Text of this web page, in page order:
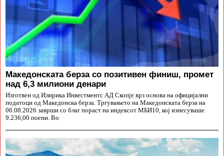
Македонската берза со позитивен финиш, промет
над 6,3 милиони денари
Изготвен од Илирика Инвестментс АД Скопје врз основа на официјални
податоци од Македонска берза. Тргувањето на Македонската берза на
06.08.2026 заврши со благ пораст на индексот МБИ10, кој изнесуваше
9.236,00 поени. Во